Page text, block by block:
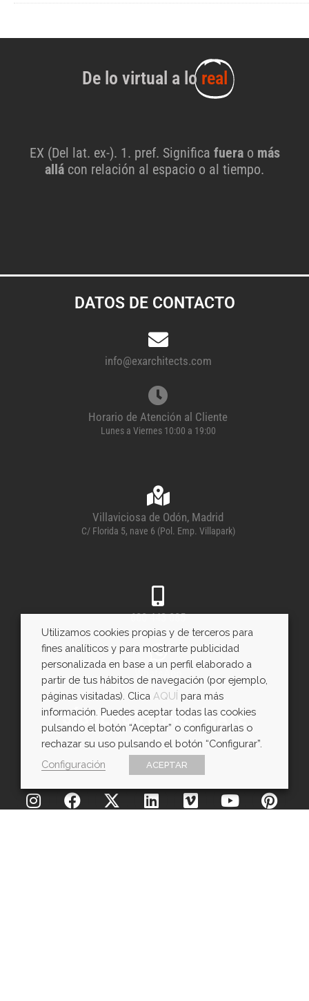
De lo virtual a lo real
EX (Del lat. ex-). 1. pref. Significa fuera o más
allá con relación al espacio o al tiempo.
DATOS DE CONTACTO
info@exarchitects.com
Horario de Atención al Cliente
Lunes a Viernes 10:00 a 19:00
Villaviciosa de Odón, Madrid
C/ Florida 5, nave 6 (Pol. Emp. Villapark)
600 443 085
WhatsApp
SÍGUENOS E INSPÍRATE
Utilizamos cookies propias y de terceros para
fines analíticos y para mostrarte publicidad
personalizada en base a un perfil elaborado a
partir de tus hábitos de navegación (por ejemplo,
páginas visitadas). Clica AQUÍ para más
información. Puedes aceptar todas las cookies
pulsando el botón “Aceptar” o configurarlas o
rechazar su uso pulsando el botón “Configurar”.
Configuración
ACEPTAR